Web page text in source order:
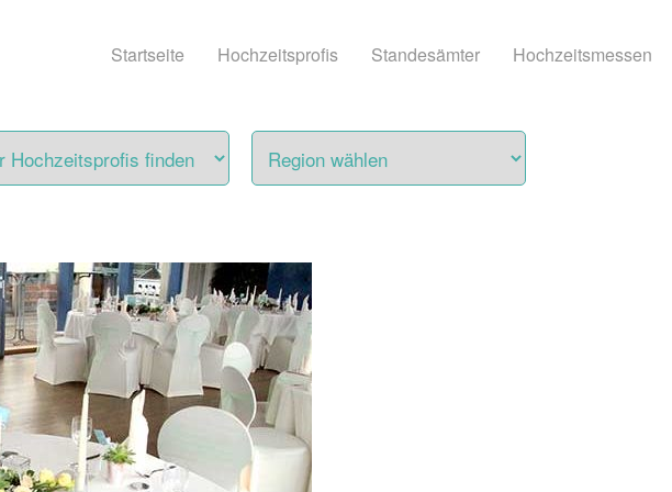
Startseite Hochzeitsprofis Standesämter Hochzeitsmessen